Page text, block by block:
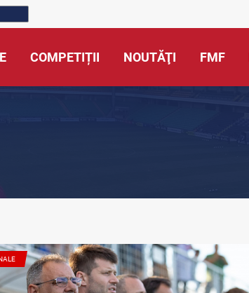
COMPETIȚII NOUTĂŢI FMF